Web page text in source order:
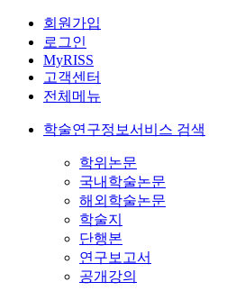
회원가입
로그인
MyRISS
고객센터
전체메뉴
학술연구정보서비스 검색
학위논문
국내학술논문
해외학술논문
학술지
단행본
연구보고서
공개강의